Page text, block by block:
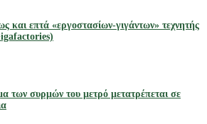
και επτά «εργοστασίων-γιγάντων» τεχνητής
των συρμών του μετρό μετατρέπεται σε